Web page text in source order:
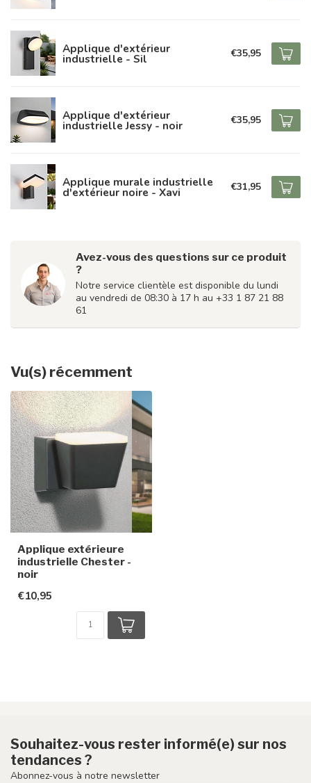
Applique d'extérieur
industrielle - Sil €35,95
Applique d'extérieur
industrielle Jessy - noir €35,95
Applique murale industrielle
d'extérieur noire - Xavi €31,95
Avez-vous des questions sur ce produit
?
Notre service clientèle est disponible du lundi
au vendredi de 08:30 à 17 h au +33 1 87 21 88
61
Vu(s) récemment
Applique extérieure
industrielle Chester -
noir
€10,95
Souhaitez-vous rester informé(e) sur nos
tendances ?
Abonnez-vous à notre newsletter